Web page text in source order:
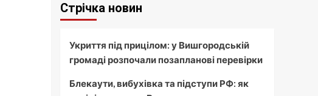
Стрічка новин
Укриття під прицілом: у Вишгородській
громаді розпочали позапланові перевірки
Блекаути, вибухівка та підступи РФ: як